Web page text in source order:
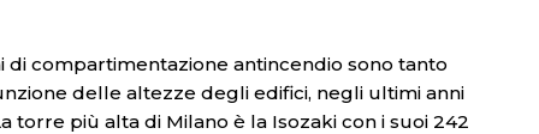
di compartimentazione antincendio sono tanto
delle altezze degli edifici, negli ultimi anni
torre più alta di Milano è la Isozaki con i suoi 242